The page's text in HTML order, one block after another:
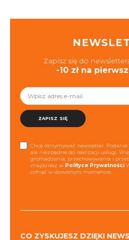
Zapisz się do
-10 zł na
ZAPISZ SIĘ
Chcę otrzymywać newsletter.
ale niezbędne do realizacji usługi.
gromadzenia, przechowywania i
znajdziesz w Polityce Prywatności
cofnąć w dowolnym momencie.
CO ZYSKUJESZ DZIĘKI